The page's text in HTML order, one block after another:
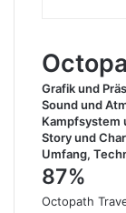
Grafik und
Sound und
Kampfsystem
Story und
Umfang,
87%
Octopath